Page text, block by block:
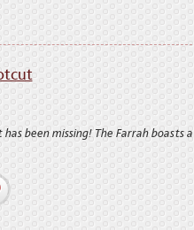
been missing! The Farrah boasts a